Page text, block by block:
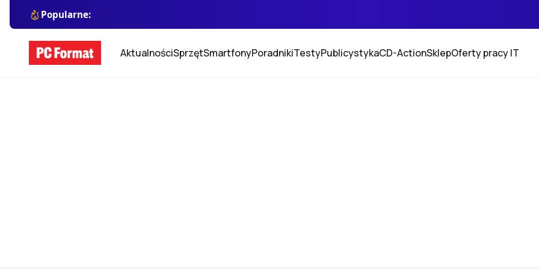
Popularne:
AktualnościSprzętSmartfonyPoradnikiTestyPublicystykaCD-ActionSklepOferty pracy IT